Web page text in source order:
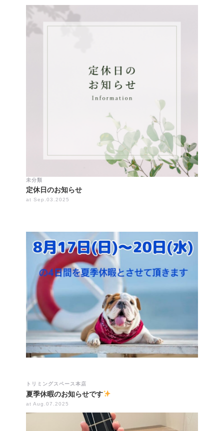
未分類
定休日のお知らせ
at Sep.03.2025
トリミングスペース本店
夏季休暇のお知らせです
at Aug.07.2025